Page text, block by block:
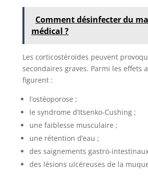
Comment désinfecter du
médical ?
Les corticostéroïdes peuvent
secondaires graves. Parmi les effets
figurent :
l’ostéoporose ;
le syndrome d’Itsenko-Cushing ;
une faiblesse musculaire ;
une rétention d’eau ;
des saignements gastro-
des lésions ulcéreuses de la